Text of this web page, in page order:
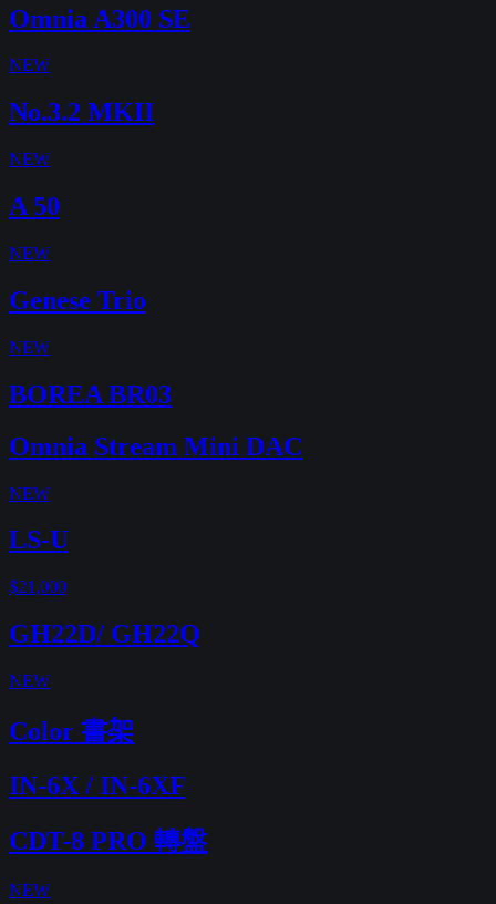
Omnia A300 SE
NEW
No.3.2 MKII
NEW
A 50
NEW
Genese Trio
NEW
BOREA BR03
Omnia Stream Mini DAC
NEW
LS-U
$21,000
GH22D/ GH22Q
NEW
Color 書架
IN-6X / IN-6XF
CDT-8 PRO 轉盤
NEW